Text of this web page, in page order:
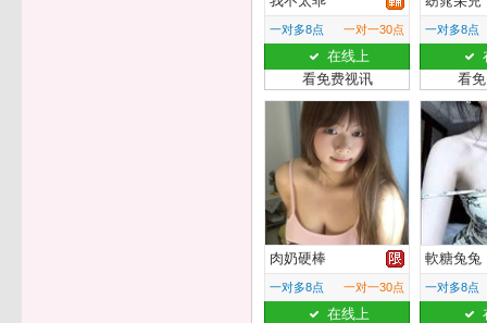
一对多8点 一对一30点
在线上
看免费视讯
一对多8点
看
肉奶硬棒
一对多8点 一对一30点
在线上
軟糖兔兔
一对多8点